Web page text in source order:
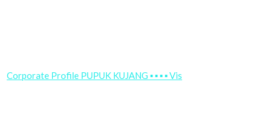
Corporate Profile PUPUK KUJANG ▪ ▪ ▪ ▪ Vis